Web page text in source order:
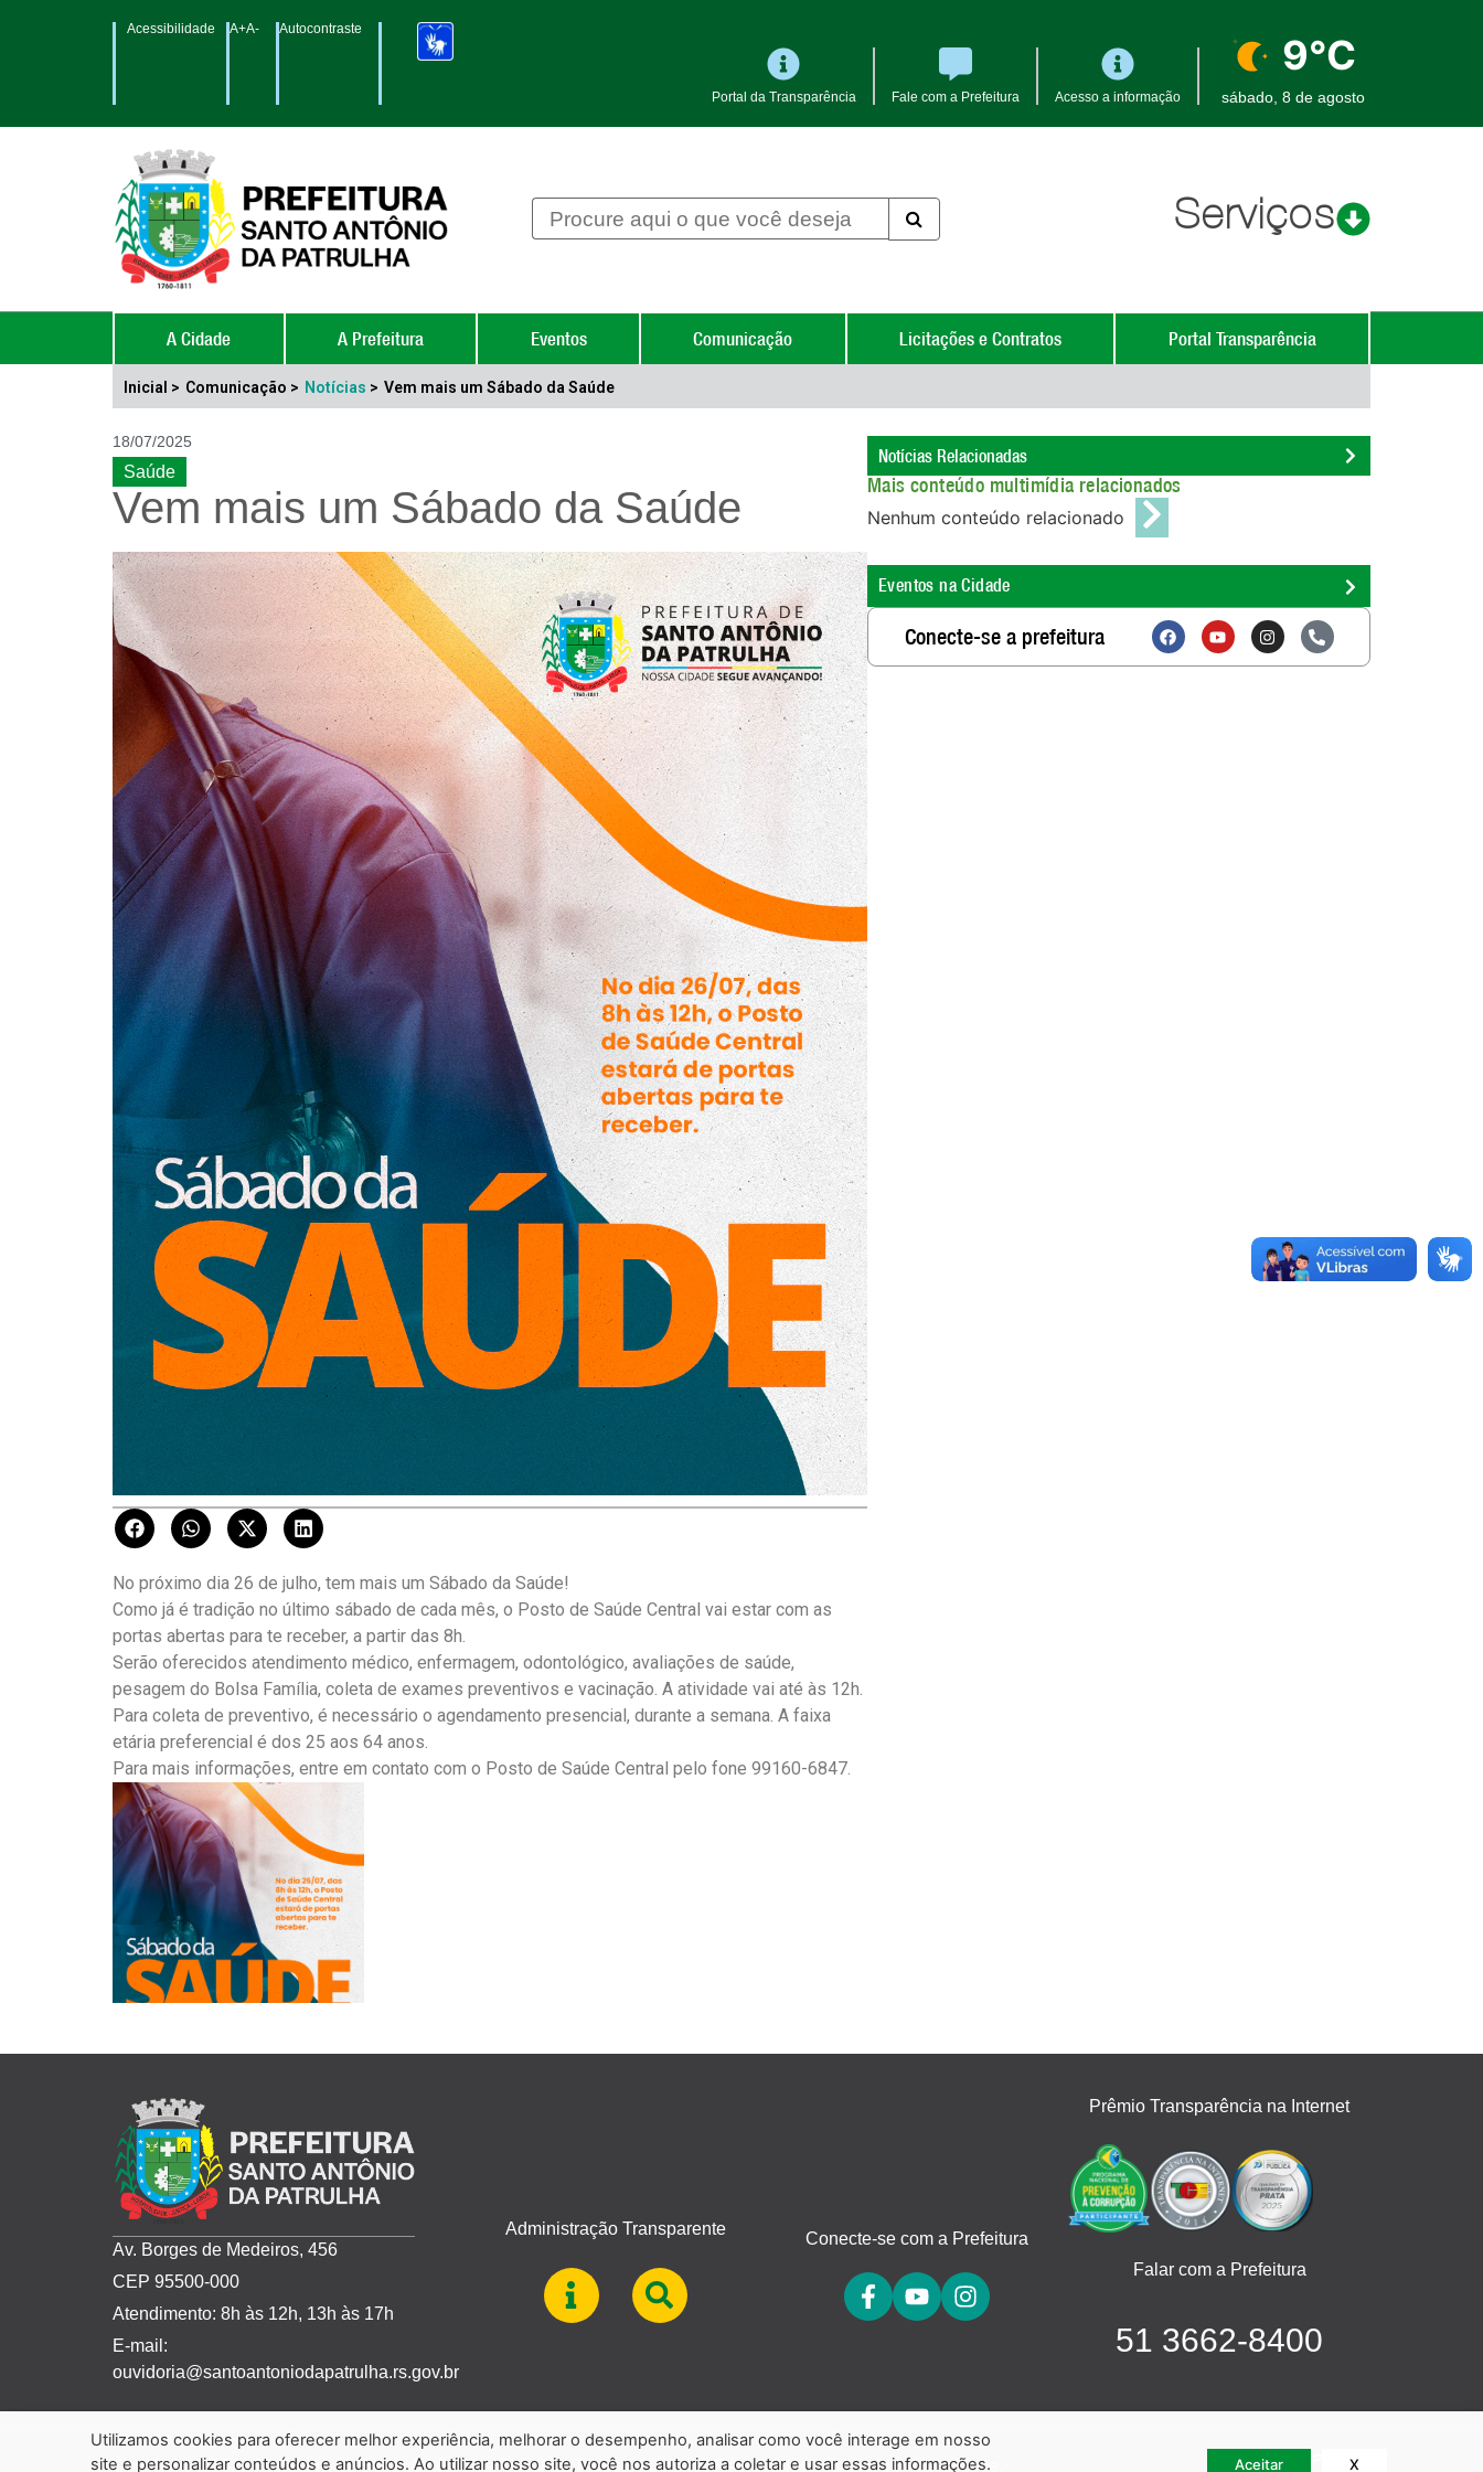
Acessibilidade A+A- Autocontraste
Portal da Transparência Fale com a Prefeitura Acesso a informação
9°C
sábado, 8 de agosto
Serviços
A Cidade A Prefeitura Eventos Comunicação Licitações e Contratos Portal Transparência
Inicial > Comunicação > Notícias > Vem mais um Sábado da Saúde
18/07/2025
Saúde
Vem mais um Sábado da Saúde
No próximo dia 26 de julho, tem mais um Sábado da Saúde!
Como já é tradição no último sábado de cada mês, o Posto de Saúde Central vai estar com as
portas abertas para te receber, a partir das 8h.
Serão oferecidos atendimento médico, enfermagem, odontológico, avaliações de saúde,
pesagem do Bolsa Família, coleta de exames preventivos e vacinação. A atividade vai até às 12h.
Para coleta de preventivo, é necessário o agendamento presencial, durante a semana. A faixa
etária preferencial é dos 25 aos 64 anos.
Para mais informações, entre em contato com o Posto de Saúde Central pelo fone 99160-6847.
Notícias Relacionadas
Mais conteúdo multimídia relacionados
Nenhum conteúdo relacionado
Eventos na Cidade
Conecte-se a prefeitura
Av. Borges de Medeiros, 456
CEP 95500-000
Atendimento: 8h às 12h, 13h às 17h
E-mail:
ouvidoria@santoantoniodapatrulha.rs.gov.br
Administração Transparente Conecte-se com a Prefeitura
Prêmio Transparência na Internet
Falar com a Prefeitura
51 3662-8400
Copyright © 2024 Prefeitura de Santo Antônio da Patrulha. Todos os Direitos Reservados.Política de Privacidade.
Utilizamos cookies para oferecer melhor experiência, melhorar o desempenho, analisar como você interage em nosso
site e personalizar conteúdos e anúncios. Ao utilizar nosso site, você nos autoriza a coletar e usar essas informações.
Aceitar X